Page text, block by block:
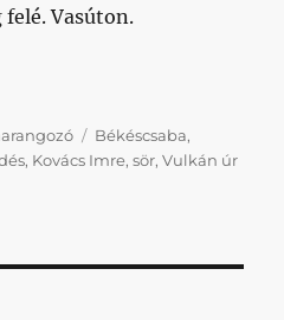
Vasúton.
Címke
Békéscsaba,
, Kovács Imre,sör,Vulkán úr